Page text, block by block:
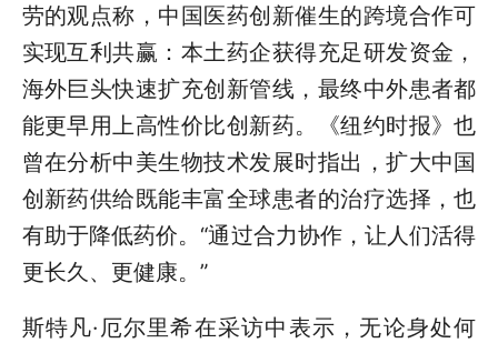
劳的观点称，中国医药创新催生的跨境合作可
实现互利共赢：本土药企获得充足研发资金，
海外巨头快速扩充创新管线，最终中外患者都
能更早用上高性价比创新药。《纽约时报》也
曾在分析中美生物技术发展时指出，扩大中国
创新药供给既能丰富全球患者的治疗选择，也
有助于降低药价。“通过合力协作，让人们活得
更长久、更健康。”
斯特凡·厄尔里希在采访中表示，无论身处何